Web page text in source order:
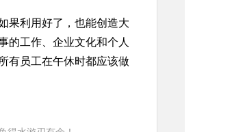
果利用好了，也能创造大
的工作、企业文化和个人
有员工在午休时都应该做